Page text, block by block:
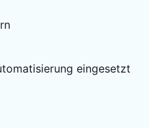
eingesetzt